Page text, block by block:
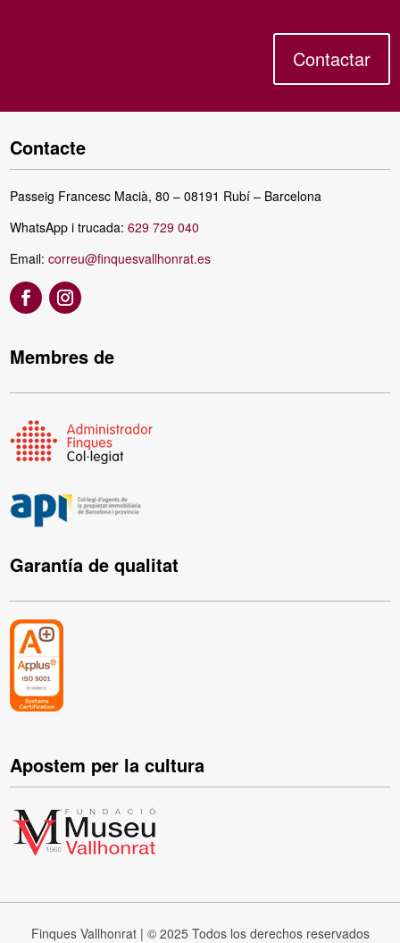
Contactar
Contacte
Passeig Francesc Macià, 80 – 08191 Rubí – Barcelona
WhatsApp i trucada:629 729 040
Email:correu@finquesvallhonrat.es
Membres de
Garantía de qualitat
Apostem per la cultura
Finques Vallhonrat | © 2025 Todos los derechos reservados